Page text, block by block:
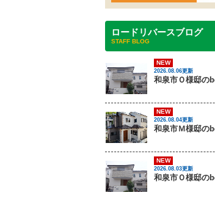
ロードリバースブログ
STAFF BLOG
NEW
2026.08.06更新
NEW
2026.08.04更新
NEW
2026.08.03更新